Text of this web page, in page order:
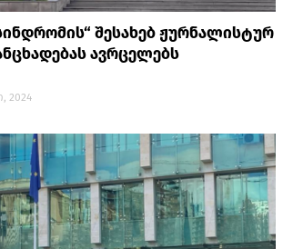
შესახებ ჟურნალისტურ
ავრცელებს
2024